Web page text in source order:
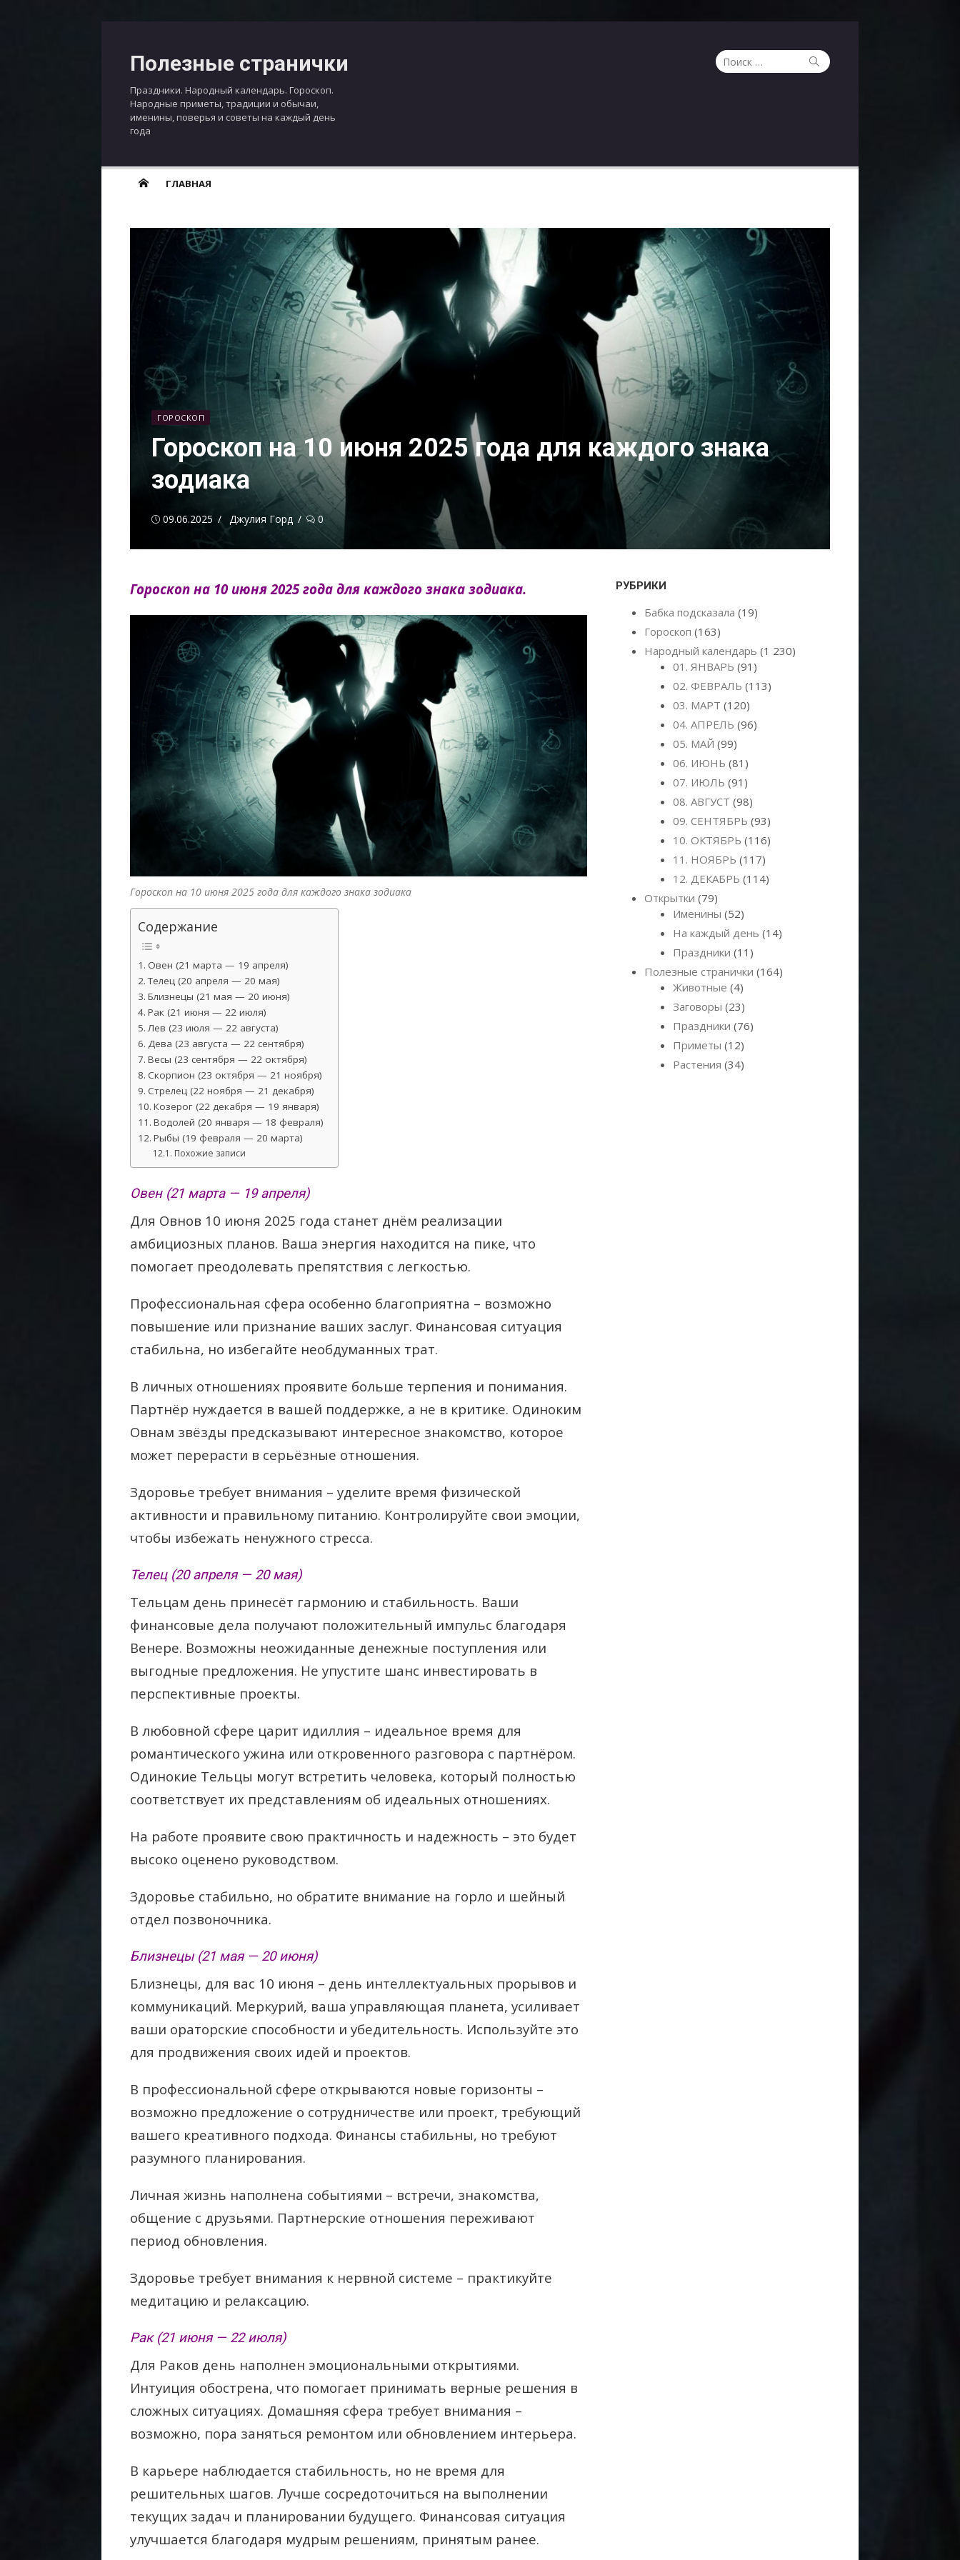
Полезные странички
Праздники. Народный календарь. Гороскоп.
Народные приметы, традиции и обычаи,
именины, поверья и советы на каждый день
года
Поиск
по:
Поиск
ГЛАВНАЯ
ГОРОСКОП
Гороскоп на 10 июня 2025 года для каждого знака
зодиака
Опубликовано
09.06.2025 Автор
Джулия Горд 0
Гороскоп на 10 июня 2025 года для каждого знака зодиака.
Гороскоп на 10 июня 2025 года для каждого знака зодиака
Содержание
Овен (21 марта — 19 апреля)
Телец (20 апреля — 20 мая)
Близнецы (21 мая — 20 июня)
Рак (21 июня — 22 июля)
Лев (23 июля — 22 августа)
Дева (23 августа — 22 сентября)
Весы (23 сентября — 22 октября)
Скорпион (23 октября — 21 ноября)
Стрелец (22 ноября — 21 декабря)
Козерог (22 декабря — 19 января)
Водолей (20 января — 18 февраля)
Рыбы (19 февраля — 20 марта)
Похожие записи
Овен (21 марта — 19 апреля)
Для Овнов 10 июня 2025 года станет днём реализации
амбициозных планов. Ваша энергия находится на пике, что
помогает преодолевать препятствия с легкостью.
Профессиональная сфера особенно благоприятна – возможно
повышение или признание ваших заслуг. Финансовая ситуация
стабильна, но избегайте необдуманных трат.
В личных отношениях проявите больше терпения и понимания.
Партнёр нуждается в вашей поддержке, а не в критике. Одиноким
Овнам звёзды предсказывают интересное знакомство, которое
может перерасти в серьёзные отношения.
Здоровье требует внимания – уделите время физической
активности и правильному питанию. Контролируйте свои эмоции,
чтобы избежать ненужного стресса.
Телец (20 апреля — 20 мая)
Тельцам день принесёт гармонию и стабильность. Ваши
финансовые дела получают положительный импульс благодаря
Венере. Возможны неожиданные денежные поступления или
выгодные предложения. Не упустите шанс инвестировать в
перспективные проекты.
В любовной сфере царит идиллия – идеальное время для
романтического ужина или откровенного разговора с партнёром.
Одинокие Тельцы могут встретить человека, который полностью
соответствует их представлениям об идеальных отношениях.
На работе проявите свою практичность и надежность – это будет
высоко оценено руководством.
Здоровье стабильно, но обратите внимание на горло и шейный
отдел позвоночника.
Близнецы (21 мая — 20 июня)
Близнецы, для вас 10 июня – день интеллектуальных прорывов и
коммуникаций. Меркурий, ваша управляющая планета, усиливает
ваши ораторские способности и убедительность. Используйте это
для продвижения своих идей и проектов.
В профессиональной сфере открываются новые горизонты –
возможно предложение о сотрудничестве или проект, требующий
вашего креативного подхода. Финансы стабильны, но требуют
разумного планирования.
Личная жизнь наполнена событиями – встречи, знакомства,
общение с друзьями. Партнерские отношения переживают
период обновления.
Здоровье требует внимания к нервной системе – практикуйте
медитацию и релаксацию.
Рак (21 июня — 22 июля)
Для Раков день наполнен эмоциональными открытиями.
Интуиция обострена, что помогает принимать верные решения в
сложных ситуациях. Домашняя сфера требует внимания –
возможно, пора заняться ремонтом или обновлением интерьера.
В карьере наблюдается стабильность, но не время для
решительных шагов. Лучше сосредоточиться на выполнении
текущих задач и планировании будущего. Финансовая ситуация
улучшается благодаря мудрым решениям, принятым ранее.
РУБРИКИ
Бабка подсказала (19)
Гороскоп (163)
Народный календарь (1 230)
01. ЯНВАРЬ (91)
02. ФЕВРАЛЬ (113)
03. МАРТ (120)
04. АПРЕЛЬ (96)
05. МАЙ (99)
06. ИЮНЬ (81)
07. ИЮЛЬ (91)
08. АВГУСТ (98)
09. СЕНТЯБРЬ (93)
10. ОКТЯБРЬ (116)
11. НОЯБРЬ (117)
12. ДЕКАБРЬ (114)
Открытки (79)
Именины (52)
На каждый день (14)
Праздники (11)
Полезные странички (164)
Животные (4)
Заговоры (23)
Праздники (76)
Приметы (12)
Растения (34)